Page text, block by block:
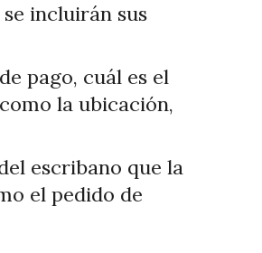
incluirán sus
pago, cuál es el
la ubicación,
escribano que la
el pedido de